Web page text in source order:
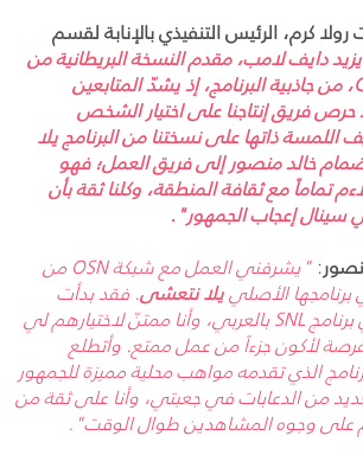
رولا كرم، الرئيسالتنفيذيبالإنابة لقسم
دايف لامب، مقدم النسخة البريطانية من
، من جاذبية البرنامج، إذ يشدّ المتابعين
حرص فريق إنتاجنا على اختيار الشخص
اللمسة ذاتها على نسختنا من البرنامجيلا
خالد منصور إلى فريق العمل؛ فهو
تماماً مع ثقافة المنطقة، وكلنا ثقة بأن
سينال إعجاب الجمهور".
:"يشرفني العمل مع شبكةOSNمن
الأصلييلا نتعشى. فقد بدأت
SNLبالعربي، وأنا ممتنّ لاختيارهم لي
لأكون جزءاً من عمل ممتع. وأتطلع
الذي تقدمه مواهب محلية مميزة للجمهور
من الدعابات في جعبتي، وأنا على ثقة من
وجوه المشاهدين طوال الوقت".